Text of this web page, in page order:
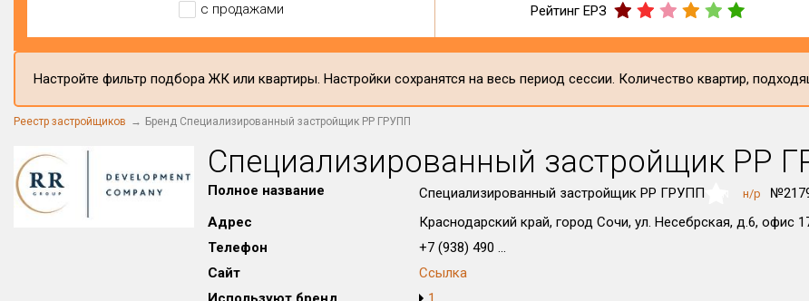
с продажами Рейтинг ЕРЗ
Настройте фильтр подбора ЖК или квартиры. Настройки сохранятся на весь период сессии. Количество квартир,
Реестр застройщиков Бренд Специализированный застройщик РР ГРУПП
Специализированный застройщик РР
Полное название
Специализированный застройщик РР ГРУПП н/р
Адрес
Краснодарский край, город Сочи, ул. Несебрская, д.6, офис
Телефон
+7 (938) 490 ...
Сайт
Ссылка